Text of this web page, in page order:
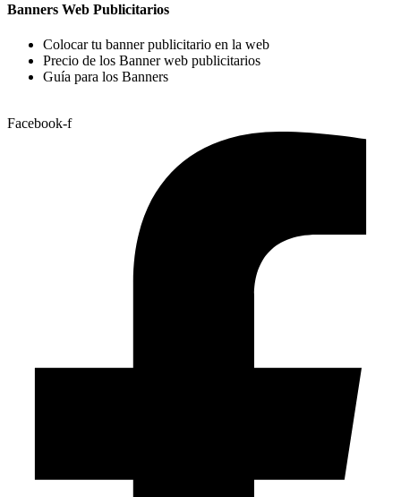
Banners Web Publicitarios
Colocar tu banner publicitario en la web
Precio de los Banner web publicitarios
Guía para los Banners
Facebook-f